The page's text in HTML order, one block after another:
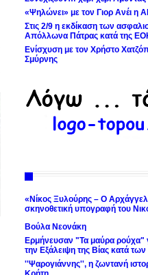
«Ψηλώνει» με τον Γιορ Ανέι η
Στις 2/9 η εκδίκαση των
Απόλλωνα Πάτρας κατά της
Ενίσχυση με τον Χρήστο
Σμύρνης
«Νίκος Ξυλούρης – Ο
σκηνοθετική υπογραφή του
Βούλα Νεονάκη
Ερμήνευσαν "Τα μαύρα ρούχα"
την Εξάλειψη της Βίας κατά
''Ψαρογιάννης'', η ζωντανή